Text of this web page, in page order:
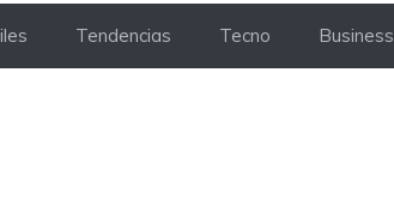
Tendencias Tecno Business